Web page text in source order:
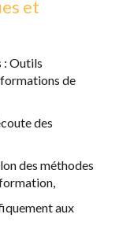
et
: Outils
de
des
des méthodes
aux